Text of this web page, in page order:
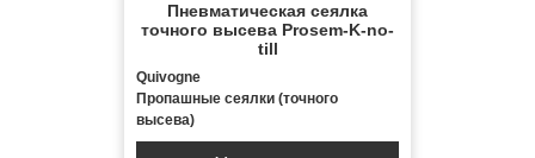
Пневматическая сеялка
точного высева Prosem-K-no-
till
Quivogne
Пропашные сеялки (точного
высева)